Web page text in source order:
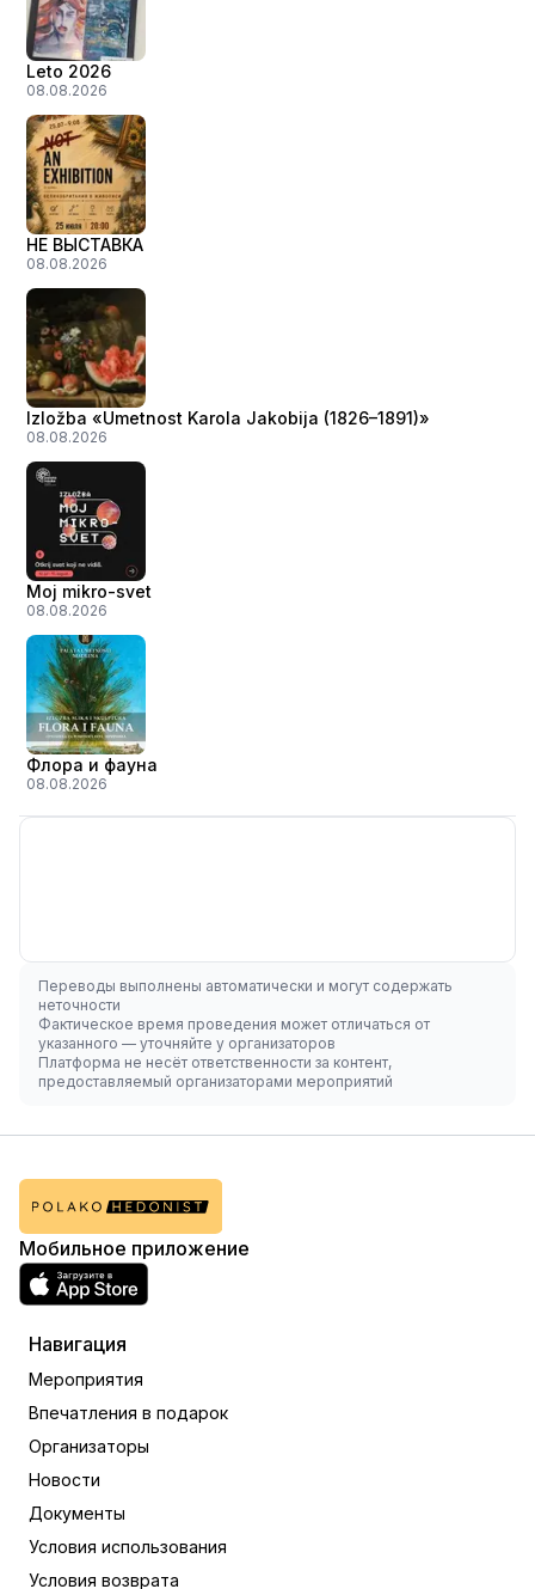
Leto 2026
08.08.2026
НЕ ВЫСТАВКА
08.08.2026
Izložba «Umetnost Karola Jakobija (1826–1891)»
08.08.2026
Moj mikro-svet
08.08.2026
Флора и фауна
08.08.2026
Переводы выполнены автоматически и могут содержать
неточности
Фактическое время проведения может отличаться от
указанного — уточняйте у организаторов
Платформа не несёт ответственности за контент,
предоставляемый организаторами мероприятий
Мобильное приложение
Навигация
Мероприятия
Впечатления в подарок
Организаторы
Новости
Документы
Условия использования
Условия возврата